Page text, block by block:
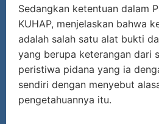
Sedangkan ketentuan dalam
KUHAP, menjelaskan bahwa
adalah salah satu alat bukti
yang berupa keterangan dari
peristiwa pidana yang ia
sendiri dengan menyebut
pengetahuannya itu.